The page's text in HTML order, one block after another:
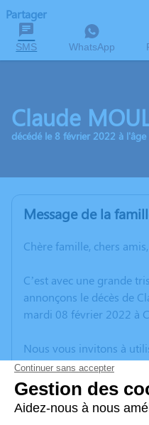
Partager
SMS WhatsApp
Claude
décédé le 8 février 2022 à
Message de la
Chère famille, chers amis,
C’est avec une grande
annonçons le décès de
mardi 08 février 2022 à
Nous vous invitons à
vos condoléances,
anecdote ou exprimer
poèmes ou des textes.
d'expression dédié à